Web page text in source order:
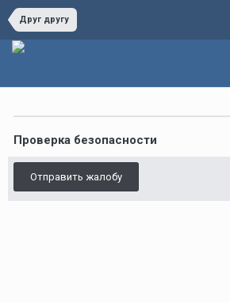
Друг другу
Проверка безопасности
Отправить жалобу